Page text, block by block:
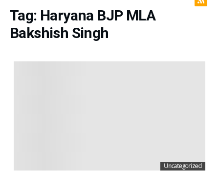
Tag: Haryana BJP MLA
Bakshish Singh
Uncategorized